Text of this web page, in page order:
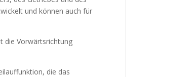
und können auch für
die Vorwärtsrichtung
die das